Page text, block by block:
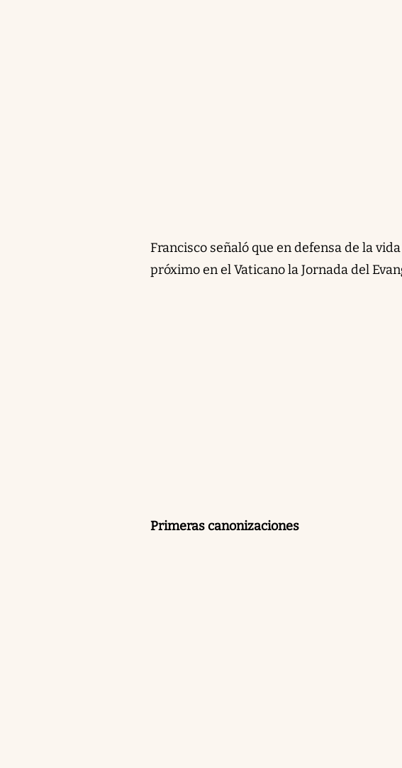
Francisco señaló que en defensa de la
próximo en el Vaticano la Jornada del
Primeras canonizaciones